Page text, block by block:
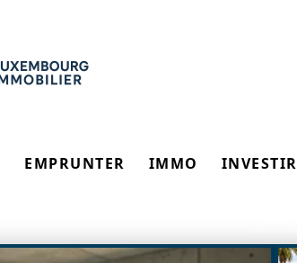
EMPRUNTER IMMO INVESTIR